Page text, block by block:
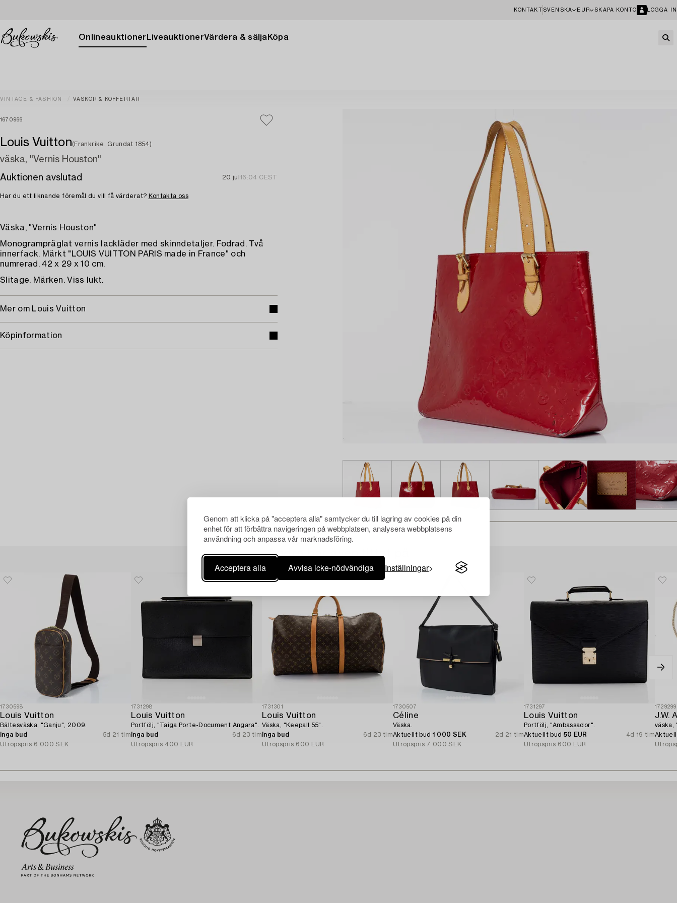
Genom att klicka på "acceptera alla" samtycker du till lagring av cookies på din
enhet för att förbättra navigeringen på webbplatsen, analysera webbplatsens
användning och anpassa vår marknadsföring.
Acceptera alla Avvisa icke-nödvändiga Inställningar
KONTAKT SVENSKA EUR SKAPA KONTO LOGGA IN
Onlineauktioner LiveauktionerVärdera & sälja Köpa
VINTAGE & FASHION VÄSKOR & KOFFERTAR
1670966
Louis Vuitton(Frankrike, Grundat 1854)
väska, "Vernis Houston"
Auktionen avslutad
20 jul 16:04 CEST
Har du ett liknande föremål du vill få värderat? Kontakta oss
Väska, "Vernis Houston"
Monogrampräglat vernis lackläder med skinndetaljer. Fodrad. Två
innerfack. Märkt "LOUIS VUITTON PARIS made in France" och
numrerad. 42 x 29 x 10 cm.
Slitage. Märken. Viss lukt.
Mer om Louis Vuitton
Köpinformation
Andra har även tittat på
1730598
Louis Vuitton
Bältesväska, "Ganju", 2009.
Inga bud
5d 21 tim
Utropspris 6 000 SEK
1731298
Louis Vuitton
Portfölj, "Taiga Porte-Document Angara".
Inga bud
6d 23 tim
Utropspris 400 EUR
1731301
Louis Vuitton
Väska, "Keepall 55".
Inga bud
6d 23 tim
Utropspris 600 EUR
1730507
Céline
Väska.
Aktuellt bud 1 000 SEK
2d 21 tim
Utropspris 7 000 SEK
1731297
Louis Vuitton
Portfölj, "Ambassador".
Aktuellt bud 50 EUR
4d 19 tim
Utropspris 600 EUR
1729299
J.W.
väska,